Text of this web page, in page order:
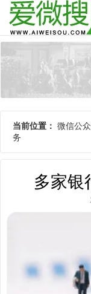
当前位置： 微信公
务
多家银